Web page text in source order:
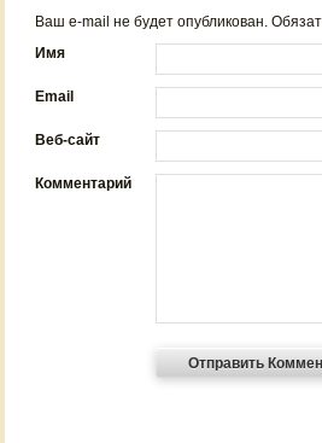
Ваш e-mail не будет опубликован.
Имя
Email
Веб-сайт
Комментарий